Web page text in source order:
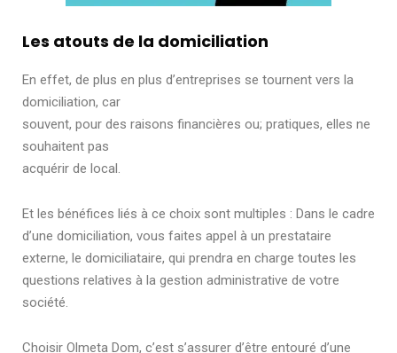
Les atouts de la domiciliation
En effet, de plus en plus d’entreprises se tournent vers la
domiciliation, car
souvent, pour des raisons financières ou; pratiques, elles ne
souhaitent pas
acquérir de local.
Et les bénéfices liés à ce choix sont multiples : Dans le cadre
d’une domiciliation, vous faites appel à un prestataire
externe, le domiciliataire, qui prendra en charge toutes les
questions relatives à la gestion administrative de votre
société.
Choisir Olmeta Dom, c’est s’assurer d’être entouré d’une